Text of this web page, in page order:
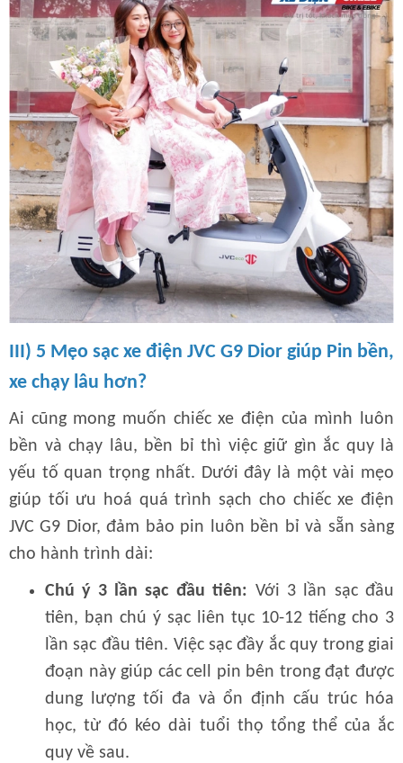
III) 5 Mẹo sạc xe điện JVC G9 Dior giúp Pin bền,
xe chạy lâu hơn?
Ai cũng mong muốn chiếc xe điện của mình luôn
bền và chạy lâu, bền bỉ thì việc giữ gìn ắc quy là
yếu tố quan trọng nhất. Dưới đây là một vài mẹo
giúp tối ưu hoá quá trình sạch cho chiếc xe điện
JVC G9 Dior, đảm bảo pin luôn bền bỉ và sẵn sàng
cho hành trình dài:
Chú ý 3 lần sạc đầu tiên: Với 3 lần sạc đầu
tiên, bạn chú ý sạc liên tục 10-12 tiếng cho 3
lần sạc đầu tiên. Việc sạc đầy ắc quy trong giai
đoạn này giúp các cell pin bên trong đạt được
dung lượng tối đa và ổn định cấu trúc hóa
học, từ đó kéo dài tuổi thọ tổng thể của ắc
quy về sau.